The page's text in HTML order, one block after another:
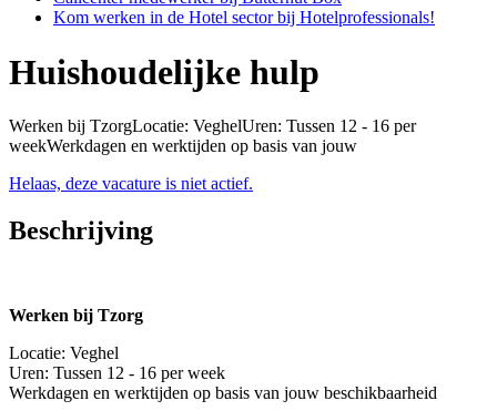
Kom werken in de Hotel sector bij Hotelprofessionals!
Huishoudelijke hulp
Werken bij TzorgLocatie: VeghelUren: Tussen 12 - 16 per
weekWerkdagen en werktijden op basis van jouw
Helaas, deze vacature is niet actief.
Beschrijving
Werken bij Tzorg
Locatie: Veghel
Uren: Tussen 12 - 16 per week
Werkdagen en werktijden op basis van jouw beschikbaarheid